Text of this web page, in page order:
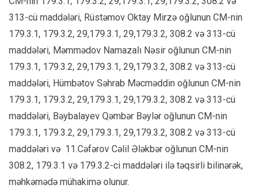
313-cü maddələri, Rüstəmov Oktay Mirzə oğlunun CM-nin
179.3.1, 179.3.2, 29,179.3.1, 29,179.3.2, 308.2 və 313-cü
maddələri, Məmmədov Namazalı Nəsir oğlunun CM-nin
179.3.1, 179.3.2, 29,179.3.1, 29,179.3.2, 308.2 və 313-cü
maddələri, Hümbətov Səhrab Məcməddin oğlunun CM-nin
179.3.1, 179.3.2, 29,179.3.1, 29,179.3.2, 308.2 və 313-cü
maddələri, Bəybalayev Qəmbər Bəylər oğlunun CM-nin
179.3.1, 179.3.2, 29,179.3.1, 29,179.3.2, 308.2 və 313-cü
maddələri və 11.Cəfərov Cəlil Ələkbər oğlunun CM-nin
308.2, 179.3.1 və 179.3.2-ci maddələri ilə təqsirli bilinərək,
məhkəmədə mühakimə olunur.